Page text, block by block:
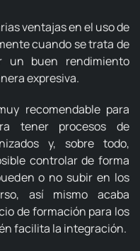
ventajas en el uso de
cuando se trata de
un buen rendimiento
expresiva.
recomendable para
tener procesos de
y, sobre todo,
controlar de forma
o no subir en los
así mismo acaba
de formación para los
facilita la integración.